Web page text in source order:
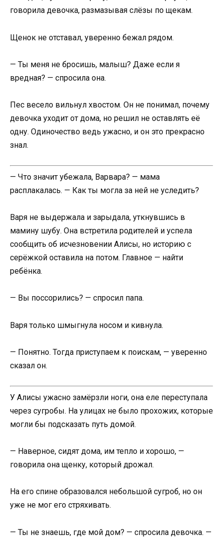
говорила девочка, размазывая слёзы по щекам.
Щенок не отставал, уверенно бежал рядом.
— Ты меня не бросишь, малыш? Даже если я
вредная? — спросила она.
Пес весело вильнул хвостом. Он не понимал, почему
девочка уходит от дома, но решил не оставлять её
одну. Одиночество ведь ужасно, и он это прекрасно
знал.
— Что значит убежала, Варвара? — мама
расплакалась. — Как ты могла за ней не уследить?
Варя не выдержала и зарыдала, уткнувшись в
мамину шубу. Она встретила родителей и успела
сообщить об исчезновении Алисы, но историю с
серёжкой оставила на потом. Главное — найти
ребёнка.
— Вы поссорились? — спросил папа.
Варя только шмыгнула носом и кивнула.
— Понятно. Тогда приступаем к поискам, — уверенно
сказал он.
У Алисы ужасно замёрзли ноги, она еле переступала
через сугробы. На улицах не было прохожих, которые
могли бы подсказать путь домой.
— Наверное, сидят дома, им тепло и хорошо, —
говорила она щенку, который дрожал.
На его спине образовался небольшой сугроб, но он
уже не мог его стряхивать.
— Ты не знаешь, где мой дом? — спросила девочка. —